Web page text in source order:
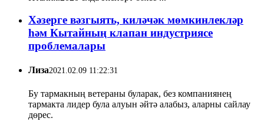
Хәзерге вәзгыять, киләчәк мөмкинлекләр
һәм Кытайның клапан индустриясе
проблемалары
Лиза2021.02.09 11:22:31
Бу тармакның ветераны буларак, без компаниянең
тармакта лидер була алуын әйтә алабыз, аларны сайлау
дөрес.